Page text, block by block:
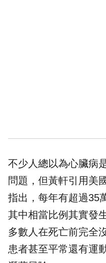
不少人總以為心臟病
問題，但黃軒引用美
指出，每年有超過35
其中相當比例其實發
多數人在死亡前完全
患者甚至平常還有運